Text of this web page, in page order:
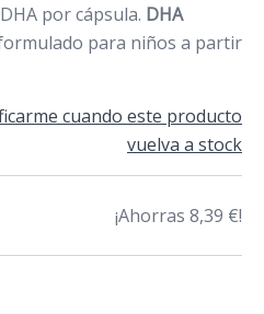
por cápsula. DHA
para niños a partir
cuando este producto
vuelva a stock
¡Ahorras 8,39 €!